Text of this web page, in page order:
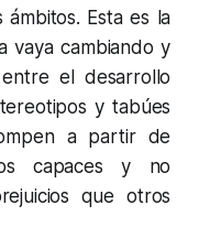
Esta es la
vaya cambiando y
el desarrollo
y tabúes
a partir de
capaces y no
que otros